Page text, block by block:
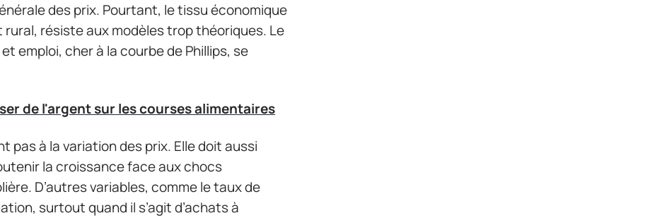
des prix. Pourtant, le tissu économique
résiste aux modèles trop théoriques. Le
emploi, cher à la courbe de Phillips, se
de l'argent sur les courses alimentaires
pas à la variation des prix. Elle doit aussi
la croissance face aux chocs
D’autres variables, comme le taux de
surtout quand il s’agit d’achats à